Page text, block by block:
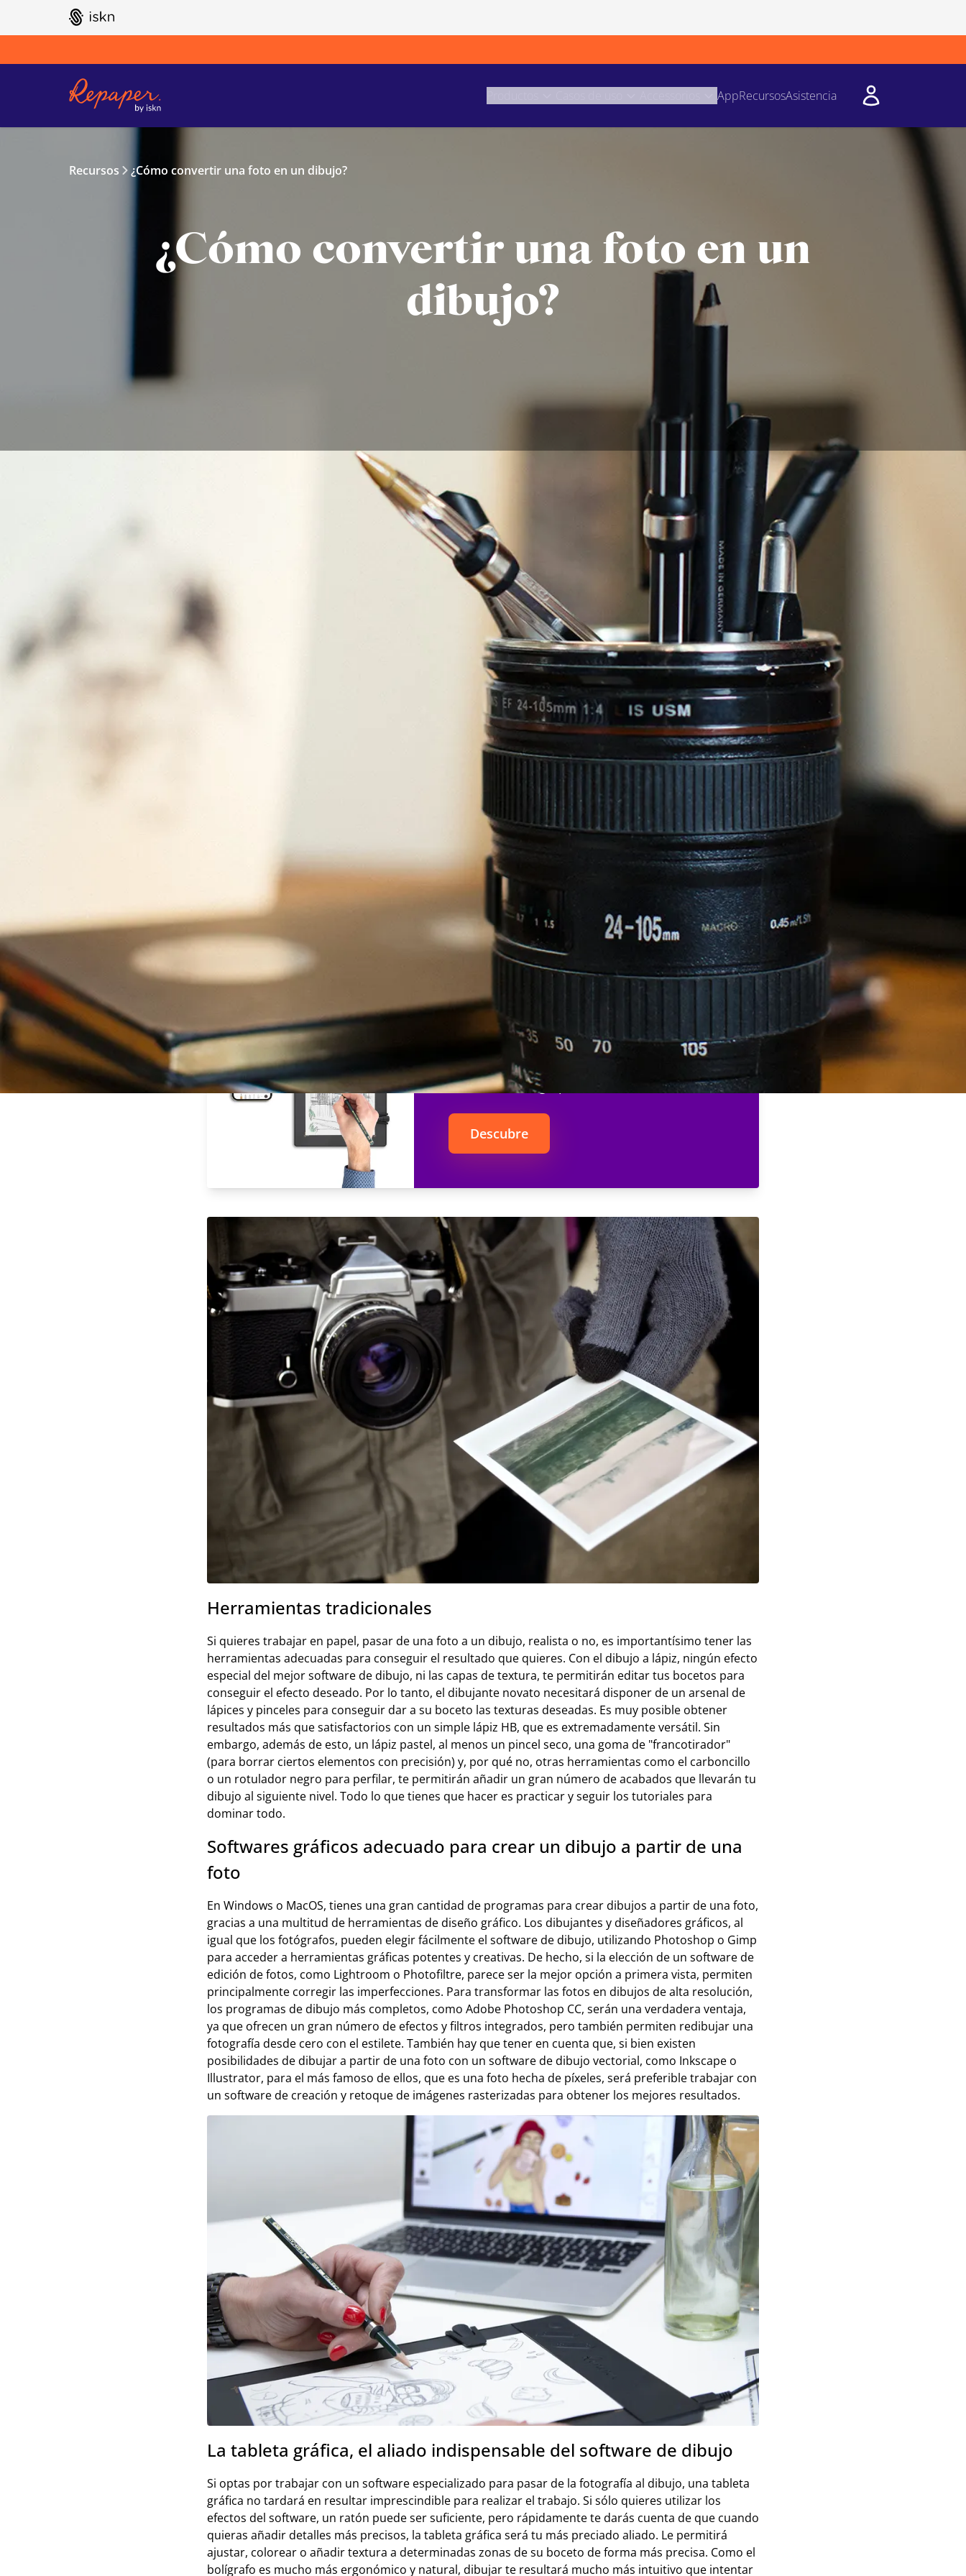
GO TO ISKN HOME
AppRecursosAsistencia
Recursos ¿Cómo convertir una foto en un dibujo?
¿Cómo convertir una foto en un
dibujo?
Cuando hayas hecho un retrato o una bonita foto de paisaje, puede ser interesante utilizarla como
inspiración para hacer un dibujo que le dé otra dimensión. Hay muchas maneras de convertir tu foto
en un dibujo, y para ello necesitas los materiales y las técnicas adecuadas.
¿Qué materiales debo utilizar para convertir
Aplicaciones móviles y de Internet
Hoy en día existen muchos programas de software gratuitos o de pago, como Prisma, Painnt o
Cartoon photo, entre otros, que ofrecen obtener un efecto de dibujo en una foto, y esto, de forma
muy sencilla, gracias a los ajustes integrados, y a los efectos artísticos preconcebidos. Este tipo de
software de procesamiento de imágenes, a menudo disponible en forma de aplicaciones en Android
e iOS, o a través de un navegador, permite transformar una foto en un solo clic, añadiendo un filtro
fotográfico a la imagen, que modificará la exposición, el brillo, el contraste, el desenfoque, etc. Sin
embargo, esto está muy lejos de los programas profesionales de edición de fotos o de diseño gráfico,
ya que hay muchas menos herramientas disponibles. Añadir efectos fotográficos para obtener un
simple efecto de dibujos animados o acuarela puede parecer tentador, pero, a excepción de las
aplicaciones que destacan, el resultado final rara vez está a la altura de las expectativas. Además, los
verdaderos creativos se sentirán frustrados por la falta de herramientas más precisas para el
retoque.
Repaper
La simplicidad del papel y lápiz, la potencia
de una tableta graphica
Descubre
Herramientas tradicionales
Si quieres trabajar en papel, pasar de una foto a un dibujo, realista o no, es importantísimo tener las
herramientas adecuadas para conseguir el resultado que quieres. Con el dibujo a lápiz, ningún efecto
especial del mejor software de dibujo, ni las capas de textura, te permitirán editar tus bocetos para
conseguir el efecto deseado. Por lo tanto, el dibujante novato necesitará disponer de un arsenal de
lápices y pinceles para conseguir dar a su boceto las texturas deseadas. Es muy posible obtener
resultados más que satisfactorios con un simple lápiz HB, que es extremadamente versátil. Sin
embargo, además de esto, un lápiz pastel, al menos un pincel seco, una goma de "francotirador"
(para borrar ciertos elementos con precisión) y, por qué no, otras herramientas como el carboncillo
o un rotulador negro para perfilar, te permitirán añadir un gran número de acabados que llevarán tu
dibujo al siguiente nivel. Todo lo que tienes que hacer es practicar y seguir los tutoriales para
dominar todo.
Softwares gráficos adecuado para crear un dibujo a partir de una
foto
En Windows o MacOS, tienes una gran cantidad de programas para crear dibujos a partir de una foto,
gracias a una multitud de herramientas de diseño gráfico. Los dibujantes y diseñadores gráficos, al
igual que los fotógrafos, pueden elegir fácilmente el software de dibujo, utilizando Photoshop o Gimp
para acceder a herramientas gráficas potentes y creativas. De hecho, si la elección de un software de
edición de fotos, como Lightroom o Photofiltre, parece ser la mejor opción a primera vista, permiten
principalmente corregir las imperfecciones. Para transformar las fotos en dibujos de alta resolución,
los programas de dibujo más completos, como Adobe Photoshop CC, serán una verdadera ventaja,
ya que ofrecen un gran número de efectos y filtros integrados, pero también permiten redibujar una
fotografía desde cero con el estilete. También hay que tener en cuenta que, si bien existen
posibilidades de dibujar a partir de una foto con un software de dibujo vectorial, como Inkscape o
Illustrator, para el más famoso de ellos, que es una foto hecha de píxeles, será preferible trabajar con
un software de creación y retoque de imágenes rasterizadas para obtener los mejores resultados.
La tableta gráfica, el aliado indispensable del software de dibujo
Si optas por trabajar con un software especializado para pasar de la fotografía al dibujo, una tableta
gráfica no tardará en resultar imprescindible para realizar el trabajo. Si sólo quieres utilizar los
efectos del software, un ratón puede ser suficiente, pero rápidamente te darás cuenta de que cuando
quieras añadir detalles más precisos, la tableta gráfica será tu más preciado aliado. Le permitirá
ajustar, colorear o añadir textura a determinadas zonas de su boceto de forma más precisa. Como el
bolígrafo es mucho más ergonómico y natural, dibujar te resultará mucho más intuitivo que intentar